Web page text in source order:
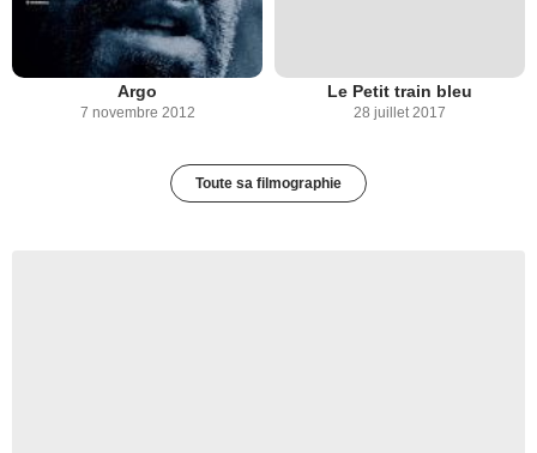
Argo
7 novembre 2012
Le Petit train bleu
28 juillet 2017
Toute sa filmographie